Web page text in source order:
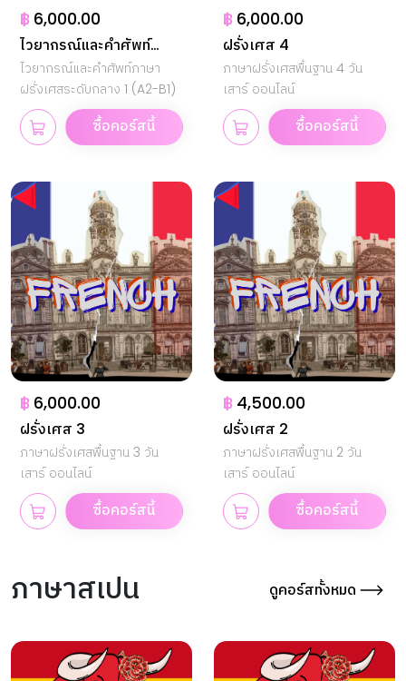
฿ 6,000.00
ไวยากรณ์และคำศัพท์
ฝรั่งเศสระดับกลาง 1
ไวยากรณ์และคำศัพท์ภาษา
ฝรั่งเศสระดับกลาง 1 (A2-B1)
ซื้อคอร์สนี้
฿ 6,000.00
ฝรั่งเศส 4
ภาษาฝรั่งเศสพื้นฐาน 4 วัน
เสาร์ ออนไลน์
ซื้อคอร์สนี้
฿ 6,000.00
ฝรั่งเศส 3
ภาษาฝรั่งเศสพื้นฐาน 3 วัน
เสาร์ ออนไลน์
ซื้อคอร์สนี้
฿ 4,500.00
ฝรั่งเศส 2
ภาษาฝรั่งเศสพื้นฐาน 2 วัน
เสาร์ ออนไลน์
ซื้อคอร์สนี้
ภาษาสเปน ดูคอร์สทั้งหมด